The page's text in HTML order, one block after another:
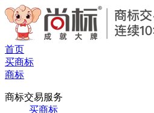
首页
买商标
商标
商标交易服务
买商标